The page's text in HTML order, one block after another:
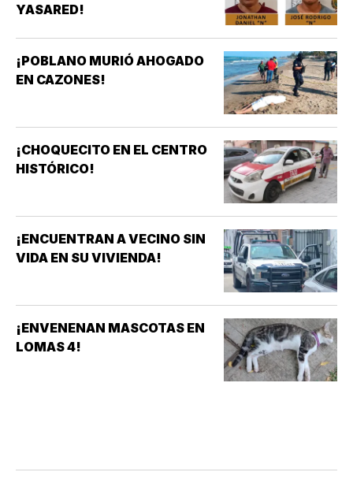
YASARED!
¡POBLANO MURIÓ AHOGADO
EN CAZONES!
¡CHOQUECITO EN EL CENTRO
HISTÓRICO!
¡ENCUENTRAN A VECINO SIN
VIDA EN SU VIVIENDA!
¡ENVENENAN MASCOTAS EN
LOMAS 4!